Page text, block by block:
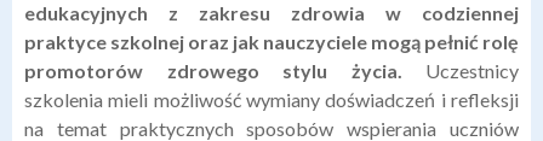
edukacyjnych z zakresu zdrowia w codziennej
praktyce szkolnej oraz jak nauczyciele mogą pełnić rolę
promotorów zdrowego stylu życia. Uczestnicy
szkolenia mieli możliwość wymiany doświadczeń i refleksji
na temat praktycznych sposobów wspierania uczniów